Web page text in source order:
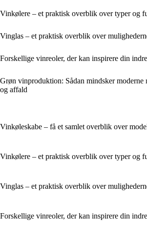
Vinkølere – et praktisk overblik over typer og
Vinglas – et praktisk overblik over
Forskellige vinreoler, der kan inspirere din
Grøn vinproduktion: Sådan mindsker moderne
og affald
Vinkøleskabe – få et samlet overblik over
Vinkølere – et praktisk overblik over typer og
Vinglas – et praktisk overblik over
Forskellige vinreoler, der kan inspirere din